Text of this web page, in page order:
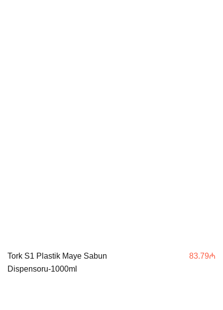
Tork S1 Plastik Maye Sabun
Dispensoru-1000ml
83.79₼